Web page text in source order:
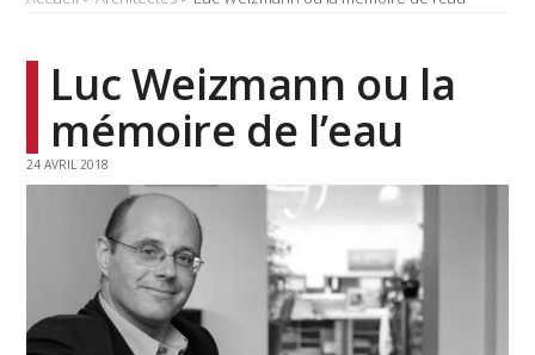
Luc Weizmann ou la
mémoire de l’eau
24 AVRIL 2018